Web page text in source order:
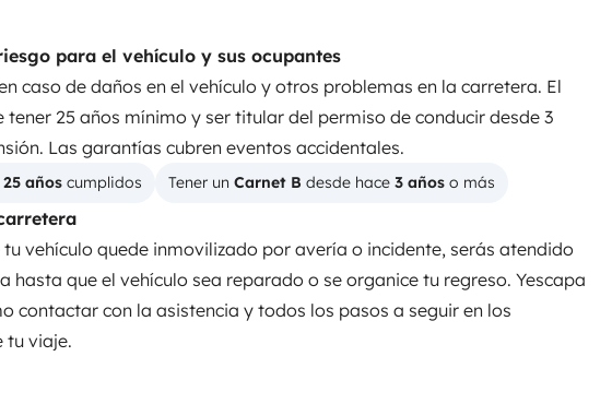
para el vehículo y sus ocupantes
caso de daños en el vehículo y otros problemas en la carretera. El
tener 25 años mínimo y ser titular del permiso de conducir desde 3
Las garantías cubren eventos accidentales.
25 años cumplidos Tener un Carnet B desde hace 3 años o más
tu vehículo quede inmovilizado por avería o incidente, serás atendido
hasta que el vehículo sea reparado o se organice tu regreso. Yescapa
contactar con la asistencia y todos los pasos a seguir en los
tu viaje.
Dirección asistida